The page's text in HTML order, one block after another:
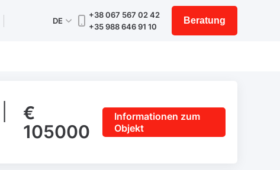
DE
+38 067 567 02 42
+35 988 646 91 10
Beratung
€
105000
Informationen zum
Objekt